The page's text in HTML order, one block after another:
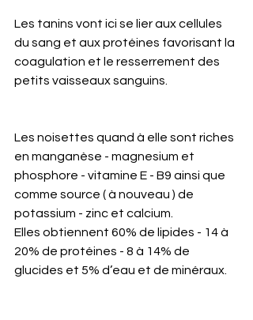
Les tanins vont ici se lier aux cellules
du sang et aux protéines favorisant la
coagulation et le resserrement des
petits vaisseaux sanguins.
Les noisettes quand à elle sont riches
en manganèse - magnesium et
phosphore - vitamine E - B9 ainsi que
comme source ( à nouveau ) de
potassium - zinc et calcium.
Elles obtiennent 60% de lipides - 14 à
20% de protéines - 8 à 14% de
glucides et 5% d’eau et de minéraux.